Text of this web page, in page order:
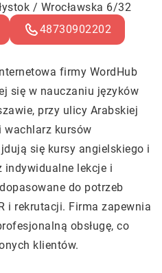
/ Wrocławska 6/32
48730902202
firmy WordHub
się w nauczaniu języków
przy ulicy Arabskiej
wachlarz kursów
się kursy angielskiego i
indywidualne lekcje i
do potrzeb
i rekrutacji. Firma zapewnia
obsługę, co
klientów.